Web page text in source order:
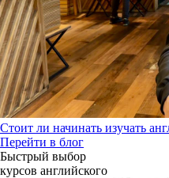
Стоит ли начинать изучать
Перейти в блог
Быстрый выбор
курсов английcкого